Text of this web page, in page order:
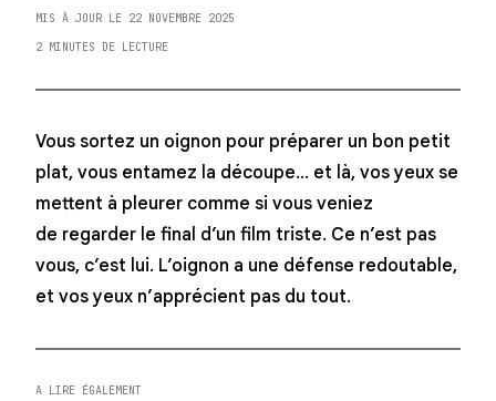
MIS À JOUR LE 22 NOVEMBRE 2025
2 MINUTES DE LECTURE
Vous sortez un oignon pour préparer un bon petit
plat, vous entamez la découpe… et là, vos yeux se
mettent à pleurer comme si vous veniez
de regarder le final d’un film triste. Ce n’est pas
vous, c’est lui. L’oignon a une défense redoutable,
et vos yeux n’apprécient pas du tout.
A LIRE ÉGALEMENT